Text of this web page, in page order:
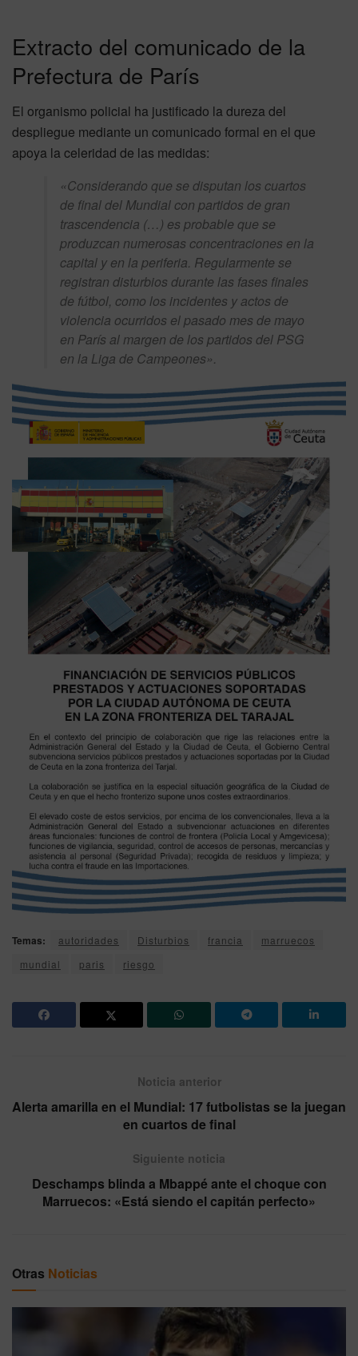
Extracto del comunicado de la
Prefectura de París
El organismo policial ha justificado la dureza del
despliegue mediante un comunicado formal en el que
apoya la celeridad de las medidas:
«Considerando que se disputan los cuartos
de final del Mundial con partidos de gran
trascendencia (…) es probable que se
produzcan numerosas concentraciones en la
capital y en la periferia. Regularmente se
registran disturbios durante las fases finales
de fútbol, como los incidentes y actos de
violencia ocurridos el pasado mes de mayo
en París al margen de los partidos del PSG
en la Liga de Campeones».
Temas: autoridades Disturbios francia
marruecos
mundial
paris riesgo
Noticia anterior
Alerta amarilla en el Mundial: 17 futbolistas se la juegan
en cuartos de final
Siguiente noticia
Deschamps blinda a Mbappé ante el choque con
Marruecos: «Está siendo el capitán perfecto»
Otras Noticias